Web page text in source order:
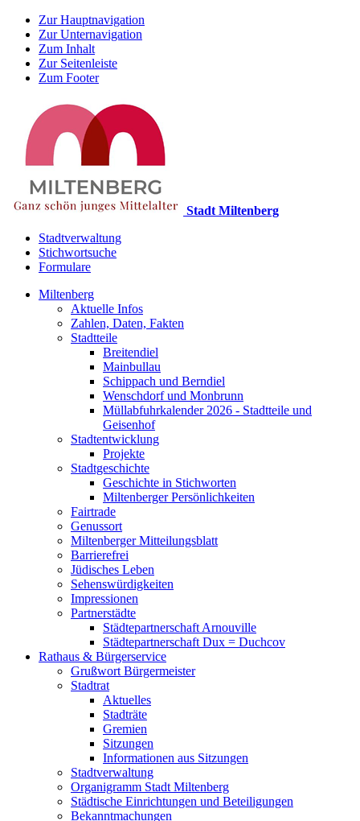
Zur Hauptnavigation
Zur Unternavigation
Zum Inhalt
Zur Seitenleiste
Zum Footer
Stadt Miltenberg
Stadtverwaltung
Stichwortsuche
Formulare
Miltenberg
Aktuelle Infos
Zahlen, Daten, Fakten
Stadtteile
Breitendiel
Mainbullau
Schippach und Berndiel
Wenschdorf und Monbrunn
Müllabfuhrkalender 2026 - Stadtteile und
Geisenhof
Stadtentwicklung
Projekte
Stadtgeschichte
Geschichte in Stichworten
Miltenberger Persönlichkeiten
Fairtrade
Genussort
Miltenberger Mitteilungsblatt
Barrierefrei
Jüdisches Leben
Sehenswürdigkeiten
Impressionen
Partnerstädte
Städtepartnerschaft Arnouville
Städtepartnerschaft Dux = Duchcov
Rathaus & Bürgerservice
Grußwort Bürgermeister
Stadtrat
Aktuelles
Stadträte
Gremien
Sitzungen
Informationen aus Sitzungen
Stadtverwaltung
Organigramm Stadt Miltenberg
Städtische Einrichtungen und Beteiligungen
Bekanntmachungen